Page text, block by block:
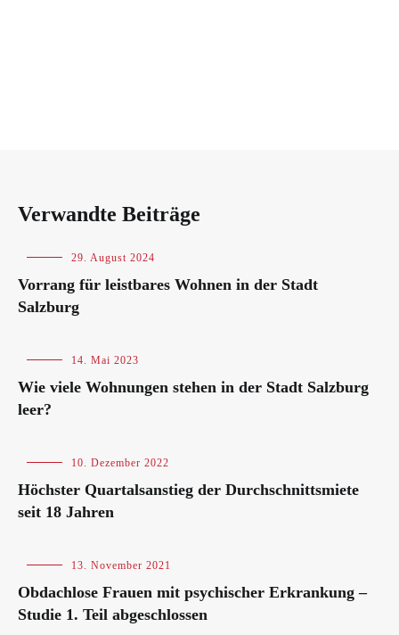
Verwandte Beiträge
Blog 29. August 2024
Vorrang für leistbares Wohnen in der Stadt
Salzburg
Blog 14. Mai 2023
Wie viele Wohnungen stehen in der Stadt Salzburg
leer?
Blog 10. Dezember 2022
Höchster Quartalsanstieg der Durchschnittsmiete
seit 18 Jahren
Blog 13. November 2021
Obdachlose Frauen mit psychischer Erkrankung –
Studie 1. Teil abgeschlossen